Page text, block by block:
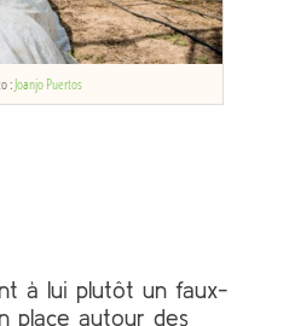
:Joanjo Puertos
à lui plutôt un faux-
place autour des